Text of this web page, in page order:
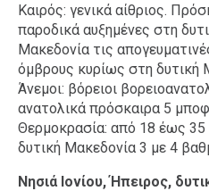
Καιρός: γενικά αίθριος.
παροδικά αυξημένες στη
Μακεδονία τις
όμβρους κυρίως στη δυτική
Άνεμοι: βόρειοι
ανατολικά πρόσκαιρα 5
Θερμοκρασία: από 18 έως 35
δυτική Μακεδονία 3 με 4
Νησιά Ιονίου, Ήπειρος,